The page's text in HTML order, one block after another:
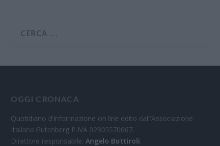
OGGI CRONACA
Quotidiano d'informazione on line edito dall'Associazione
Italiana Gutenberg P.IVA 02305570067.
Direttore responsabile:Angelo Bottiroli.